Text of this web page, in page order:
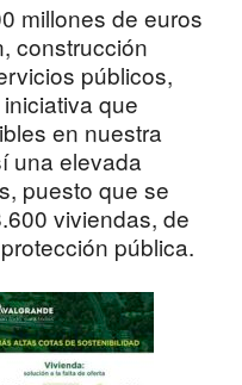
millones de euros
construcción
públicos,
que
en nuestra
una elevada
puesto que se
viviendas, de
pública.